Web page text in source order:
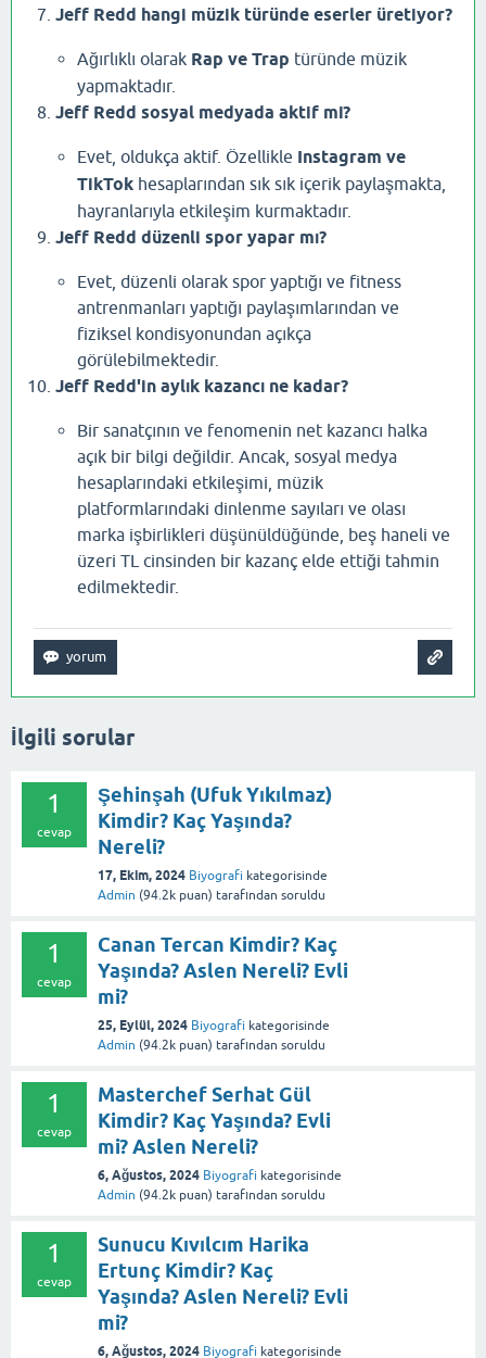
Jeff Redd hangi müzik türünde eserler üretiyor?
Ağırlıklı olarak Rap ve Trap türünde müzik
yapmaktadır.
Jeff Redd sosyal medyada aktif mi?
Evet, oldukça aktif. Özellikle Instagram ve
TikTok hesaplarından sık sık içerik paylaşmakta,
hayranlarıyla etkileşim kurmaktadır.
Jeff Redd düzenli spor yapar mı?
Evet, düzenli olarak spor yaptığı ve fitness
antrenmanları yaptığı paylaşımlarından ve
fiziksel kondisyonundan açıkça
görülebilmektedir.
Jeff Redd'in aylık kazancı ne kadar?
Bir sanatçının ve fenomenin net kazancı halka
açık bir bilgi değildir. Ancak, sosyal medya
hesaplarındaki etkileşimi, müzik
platformlarındaki dinlenme sayıları ve olası
marka işbirlikleri düşünüldüğünde, beş haneli ve
üzeri TL cinsinden bir kazanç elde ettiği tahmin
edilmektedir.
İlgili sorular
1
cevap
Şehinşah (Ufuk Yıkılmaz)
Kimdir? Kaç Yaşında?
Nereli?
17, Ekim, 2024 Biyografi kategorisinde
Admin (94.2k puan) tarafından soruldu
1
cevap
Canan Tercan Kimdir? Kaç
Yaşında? Aslen Nereli? Evli
mi?
25, Eylül, 2024 Biyografi kategorisinde
Admin (94.2k puan) tarafından soruldu
1
cevap
Masterchef Serhat Gül
Kimdir? Kaç Yaşında? Evli
mi? Aslen Nereli?
6, Ağustos, 2024 Biyografi kategorisinde
Admin (94.2k puan) tarafından soruldu
1
cevap
Sunucu Kıvılcım Harika
Ertunç Kimdir? Kaç
Yaşında? Aslen Nereli? Evli
mi?
6, Ağustos, 2024 Biyografi kategorisinde